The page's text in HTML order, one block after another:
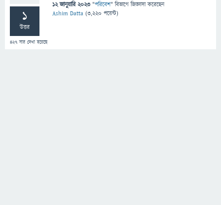
1
উত্তর
427 বার দেখা হয়েছে
12 জানুয়ারি 2023 "পরিবেশ" বিভাগে জিজ্ঞাসাকরেছেন
Ashim Datta (3,220 পয়েন্ট)